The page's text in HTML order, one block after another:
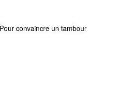
convaincre un tambour